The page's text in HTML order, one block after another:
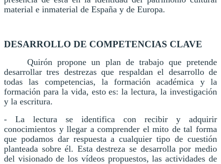
material e inmaterial de España y de Europa.
DESARROLLO DE COMPETENCIAS CLAVE
Quirón propone un plan de trabajo que pretende
desarrollar tres destrezas que respaldan el desarrollo de
todas las competencias, la formación académica y la
formación para la vida, esto es: la lectura, la investigación
y la escritura.
- La lectura se identifica con recibir y adquirir
conocimientos y llegar a comprender el mito de tal forma
que podamos dar respuesta a cualquier tipo de cuestión
planteada sobre él. Esta destreza se desarrolla por medio
del visionado de los vídeos propuestos, las actividades de